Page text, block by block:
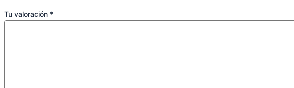
Tu valoración *